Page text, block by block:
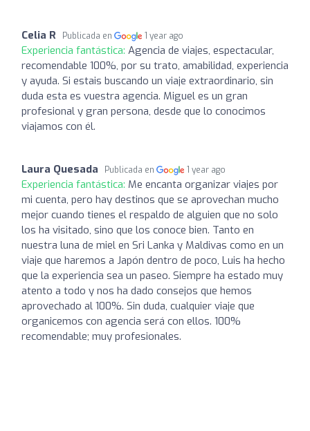
Celia R Publicada en 1 year ago
Experiencia fantástica: Agencia de viajes, espectacular,
recomendable 100%, por su trato, amabilidad, experiencia
y ayuda. Si estais buscando un viaje extraordinario, sin
duda esta es vuestra agencia. Miguel es un gran
profesional y gran persona, desde que lo conocimos
viajamos con él.
Laura Quesada Publicada en 1 year ago
Experiencia fantástica: Me encanta organizar viajes por
mi cuenta, pero hay destinos que se aprovechan mucho
mejor cuando tienes el respaldo de alguien que no solo
los ha visitado, sino que los conoce bien. Tanto en
nuestra luna de miel en Sri Lanka y Maldivas como en un
viaje que haremos a Japón dentro de poco, Luis ha hecho
que la experiencia sea un paseo. Siempre ha estado muy
atento a todo y nos ha dado consejos que hemos
aprovechado al 100%. Sin duda, cualquier viaje que
organicemos con agencia será con ellos. 100%
recomendable; muy profesionales.